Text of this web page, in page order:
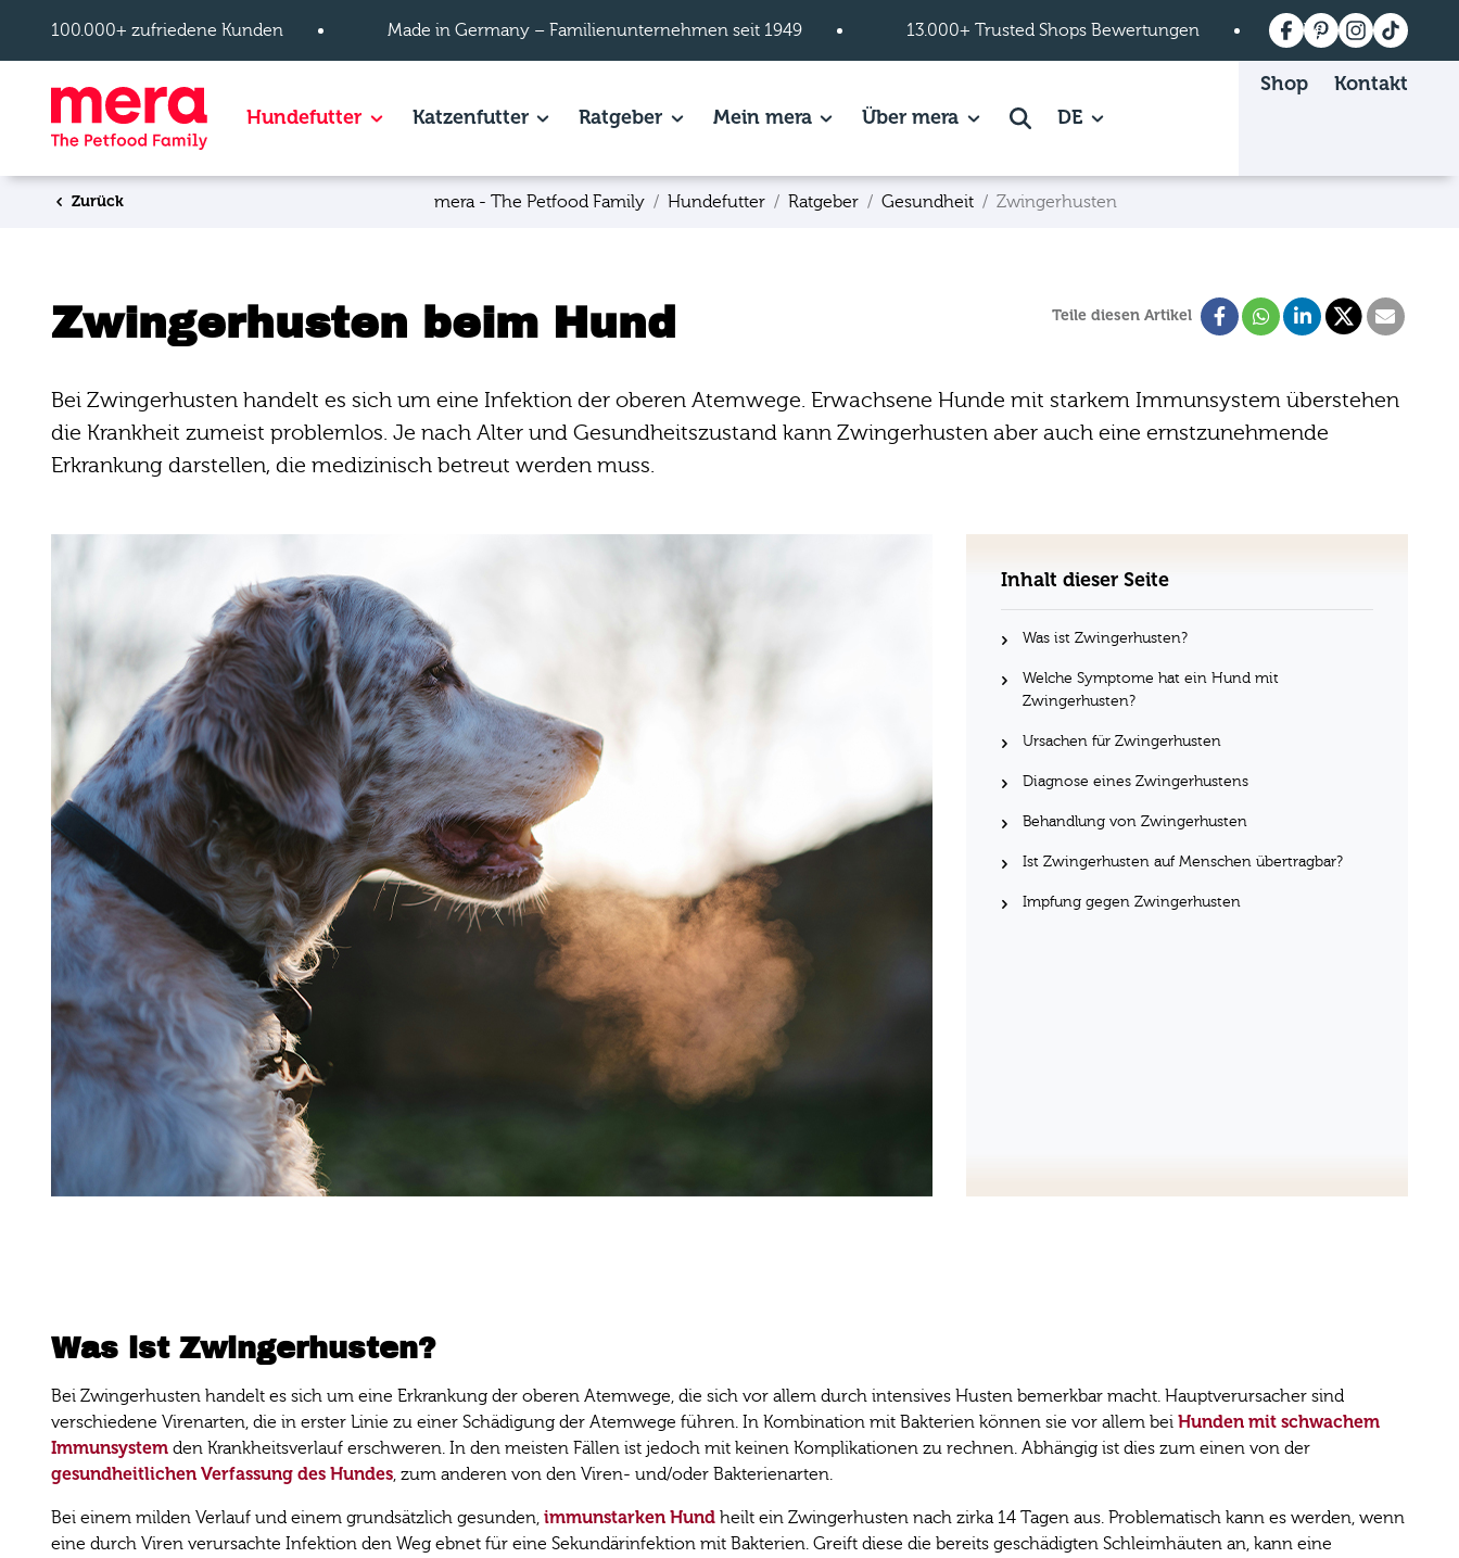
100.000+ zufriedene Kunden
Made in Germany – Familienunternehmen seit 1949 13.000+ Trusted Shops Bewertungen Versandkostenfrei
HundefutterShow subpages of Hundefutter page.
KatzenfutterShow subpages of Katzenfutter page.
RatgeberShow subpages of Ratgeber page.
Mein meraShow subpages of Mein mera page.
Über meraShow subpages of Über mera page.
Suche DE
Shop Kontakt
Zurück mera - The Petfood Family Hundefutter Ratgeber Gesundheit Zwingerhusten
Teile diesen Artikel
Zwingerhusten beim Hund
Bei Zwingerhusten handelt es sich um eine Infektion der oberen Atemwege. Erwachsene Hunde mit starkem Immunsystem überstehen
die Krankheit zumeist problemlos. Je nach Alter und Gesundheitszustand kann Zwingerhusten aber auch eine ernstzunehmende
Erkrankung darstellen, die medizinisch betreut werden muss.
Inhalt dieser Seite
Was ist Zwingerhusten?
Welche Symptome hat ein Hund mit
Zwingerhusten?
Ursachen für Zwingerhusten
Diagnose eines Zwingerhustens
Behandlung von Zwingerhusten
Ist Zwingerhusten auf Menschen übertragbar?
Impfung gegen Zwingerhusten
Was ist Zwingerhusten?
Bei Zwingerhusten handelt es sich um eine Erkrankung der oberen Atemwege, die sich vor allem durch intensives Husten bemerkbar macht. Hauptverursacher sind
verschiedene Virenarten, die in erster Linie zu einer Schädigung der Atemwege führen. In Kombination mit Bakterien können sie vor allem bei Hunden mit schwachem
Immunsystem den Krankheitsverlauf erschweren. In den meisten Fällen ist jedoch mit keinen Komplikationen zu rechnen. Abhängig ist dies zum einen von der
gesundheitlichen Verfassung des Hundes , zum anderen von den Viren- und/oder Bakterienarten.
Bei einem milden Verlauf und einem grundsätzlich gesunden, immunstarken Hund heilt ein Zwingerhusten nach zirka 14 Tagen aus. Problematisch kann es werden, wenn
eine durch Viren verursachte Infektion den Weg ebnet für eine Sekundärinfektion mit Bakterien. Greift diese die bereits geschädigten Schleimhäuten an, kann eine